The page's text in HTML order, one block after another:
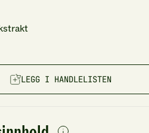
LEGG I HANDLELISTEN